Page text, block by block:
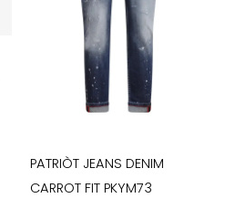
PATRIÒT JEANS DENIM
CARROT FIT PKYM73